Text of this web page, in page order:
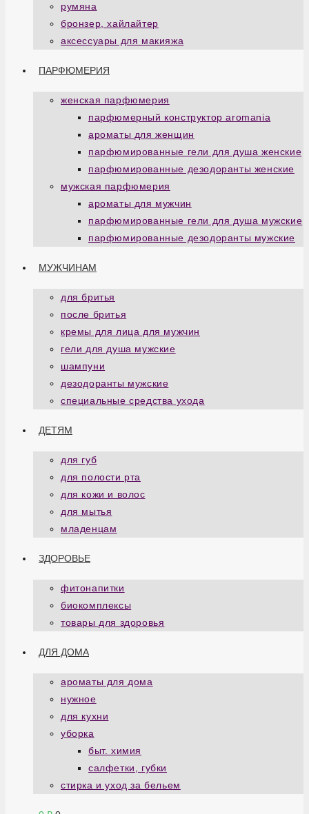
румяна
бронзер, хайлайтер
аксессуары для макияжа
ПАРФЮМЕРИЯ
женская парфюмерия
парфюмерный конструктор aromania
ароматы для женщин
парфюмированные гели для душа женские
парфюмированные дезодоранты женские
мужская парфюмерия
ароматы для мужчин
парфюмированные гели для душа мужские
парфюмированные дезодоранты мужские
МУЖЧИНАМ
для бритья
после бритья
кремы для лица для мужчин
гели для душа мужские
шампуни
дезодоранты мужские
специальные средства ухода
ДЕТЯМ
для губ
для полости рта
для кожи и волос
для мытья
младенцам
ЗДОРОВЬЕ
фитонапитки
биокомплексы
товары для здоровья
ДЛЯ ДОМА
ароматы для дома
нужное
для кухни
уборка
быт. химия
салфетки, губки
стирка и уход за бельем